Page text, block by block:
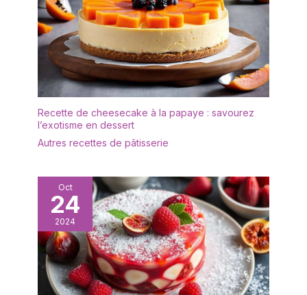
la maison; aussi, ils sont
parfaits pour les hôtels,
restaurants et mariages,
car ils complètent bien le
décor autour
Compatibilité des
Machines - La finition
suprême des serviettes
passer de multiples
compromettre la qualité
Recette de cheesecake à la papaye : savourez
l’exotisme en dessert
Autres recettes de pâtisserie
Oct
24
2024